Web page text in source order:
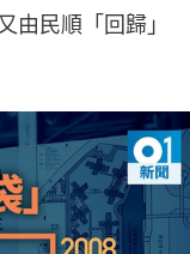
由民順「回歸」